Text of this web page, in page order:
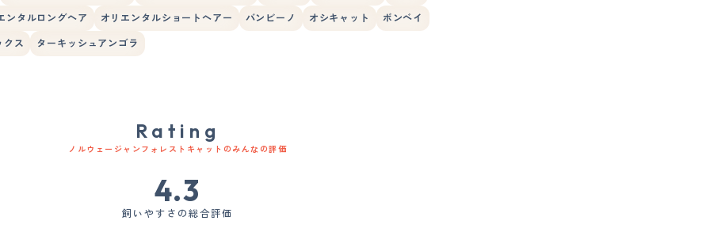
ンタルロングヘア オリエンタルショートヘアー バンビーノ オシキャット ボンベイ
クス ターキッシュアンゴラ
Rating
ノルウェージャンフォレストキャットのみんなの評価
4.3
飼いやすさの総合評価